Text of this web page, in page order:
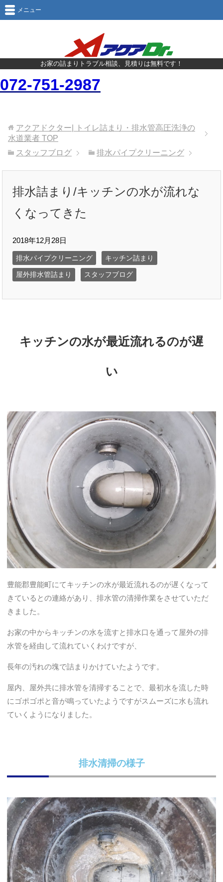
お家の詰まりトラブル相談、見積りは無料です！
072-751-2987
メニュー
アクアドクター| トイレ詰まり・排水管高圧洗浄の
水道業者 TOP
スタッフブログ
排水パイプクリーニング
排水詰まり/キッチンの水が流れな
くなってきた
2018年12月28日
排水パイプクリーニング キッチン詰まり
屋外排水管詰まり スタッフブログ
キッチンの水が最近流れるのが遅
い
豊能郡豊能町にてキッチンの水が最近流れるのが遅くなって
きているとの連絡があり、排水管の清掃作業をさせていただ
きました。
お家の中からキッチンの水を流すと排水口を通って屋外の排
水管を経由して流れていくわけですが、
長年の汚れの塊で詰まりかけていたようです。
屋内、屋外共に排水管を清掃することで、最初水を流した時
にゴポゴポと音が鳴っていたようですがスムーズに水も流れ
ていくようになりました。
排水清掃の様子